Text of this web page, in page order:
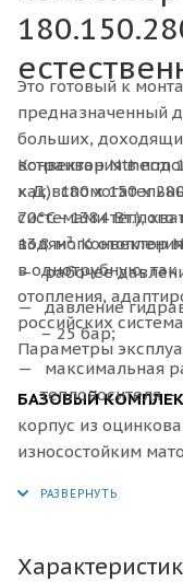
Это готовый к
предназначенный
больших,
встраивания в
как
системами тёплого
водяного
Конвектор Ntherm
x Д): 180 х 150 х
70°C - 1384 Вт.),
13.8 м². Конвектор
в однотрубную,
отопления,
российских
Параметры
рабочее
давление
– 25 бар;
максимальная
теплоносителя –
БАЗОВЫЙ
корпус из
износостойким
декоративная
выполненная в